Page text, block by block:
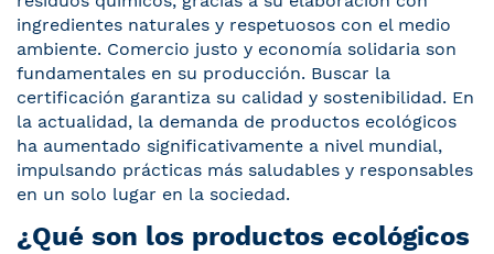
ingredientes naturales y respetuosos con el medio
ambiente. Comercio justo y economía solidaria son
fundamentales en su producción. Buscar la
certificación garantiza su calidad y sostenibilidad. En
la actualidad, la demanda de productos ecológicos
ha aumentado significativamente a nivel mundial,
impulsando prácticas más saludables y responsables
en un solo lugar en la sociedad.
¿Qué son los productos ecológicos